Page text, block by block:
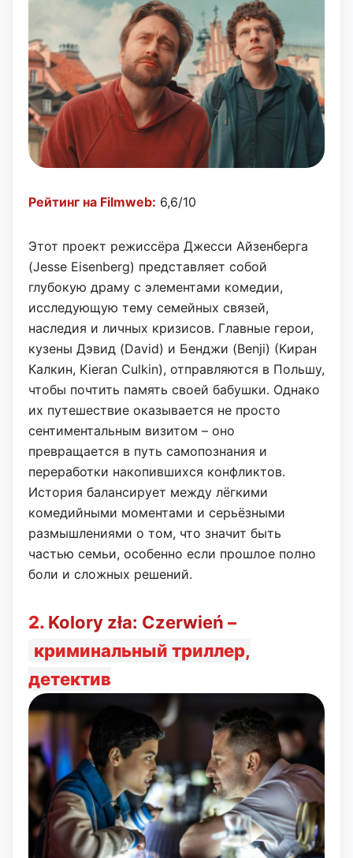
Рейтинг на Filmweb: 6,6/10
Этот проект режиссёра Джесси Айзенберга
(Jesse Eisenberg) представляет собой
глубокую драму с элементами комедии,
исследующую тему семейных связей,
наследия и личных кризисов. Главные герои,
кузены Дэвид (David) и Бенджи (Benji) (Киран
Калкин, Kieran Culkin), отправляются в Польшу,
чтобы почтить память своей бабушки. Однако
их путешествие оказывается не просто
сентиментальным визитом – оно
превращается в путь самопознания и
переработки накопившихся конфликтов.
История балансирует между лёгкими
комедийными моментами и серьёзными
размышлениями о том, что значит быть
частью семьи, особенно если прошлое полно
боли и сложных решений.
2. Kolory zła: Czerwień –
криминальный триллер,
детектив